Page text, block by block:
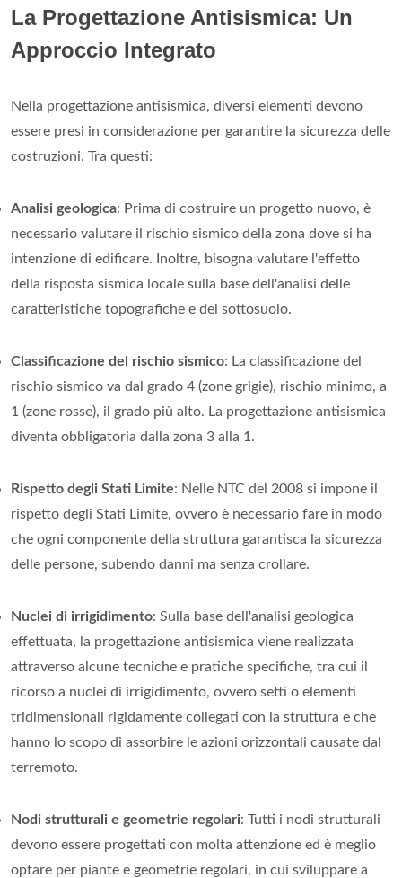
La Progettazione Antisismica: Un
Approccio Integrato
Nella progettazione antisismica, diversi elementi devono
essere presi in considerazione per garantire la sicurezza delle
costruzioni. Tra questi:
Analisi geologica: Prima di costruire un progetto nuovo, è
necessario valutare il rischio sismico della zona dove si ha
intenzione di edificare. Inoltre, bisogna valutare l'effetto
della risposta sismica locale sulla base dell'analisi delle
caratteristiche topografiche e del sottosuolo.
Classificazione del rischio sismico: La classificazione del
rischio sismico va dal grado 4 (zone grigie), rischio minimo, a
1 (zone rosse), il grado più alto. La progettazione antisismica
diventa obbligatoria dalla zona 3 alla 1.
Rispetto degli Stati Limite: Nelle NTC del 2008 si impone il
rispetto degli Stati Limite, ovvero è necessario fare in modo
che ogni componente della struttura garantisca la sicurezza
delle persone, subendo danni ma senza crollare.
Nuclei di irrigidimento: Sulla base dell'analisi geologica
effettuata, la progettazione antisismica viene realizzata
attraverso alcune tecniche e pratiche specifiche, tra cui il
ricorso a nuclei di irrigidimento, ovvero setti o elementi
tridimensionali rigidamente collegati con la struttura e che
hanno lo scopo di assorbire le azioni orizzontali causate dal
terremoto.
Nodi strutturali e geometrie regolari: Tutti i nodi strutturali
devono essere progettati con molta attenzione ed è meglio
optare per piante e geometrie regolari, in cui sviluppare a